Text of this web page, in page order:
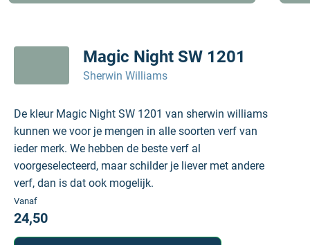
Magic Night SW 1201
Sherwin Williams
De kleur Magic Night SW 1201 van sherwin williams
kunnen we voor je mengen in alle soorten verf van
ieder merk. We hebben de beste verf al
voorgeselecteerd, maar schilder je liever met andere
verf, dan is dat ook mogelijk.
Vanaf
24,50